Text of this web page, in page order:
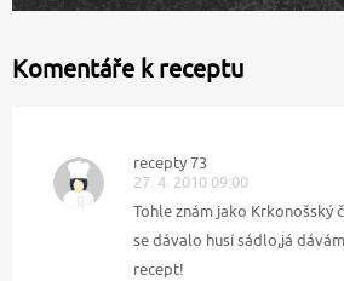
Komentáře k receptu
recepty 73
27. 4. 2010 09:00
Tohle znám jako Krkonošský
se dávalo husí sádlo,já
recept!